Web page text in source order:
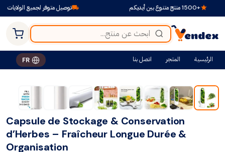
توصيل متوفر لجميع الولايات +1500 منتج متنوع بين أيديكم
الرئيسية المتجر اتصل بنا FR
Capsule de Stockage & Conservation
d’Herbes – Fraîcheur Longue Durée &
Organisation